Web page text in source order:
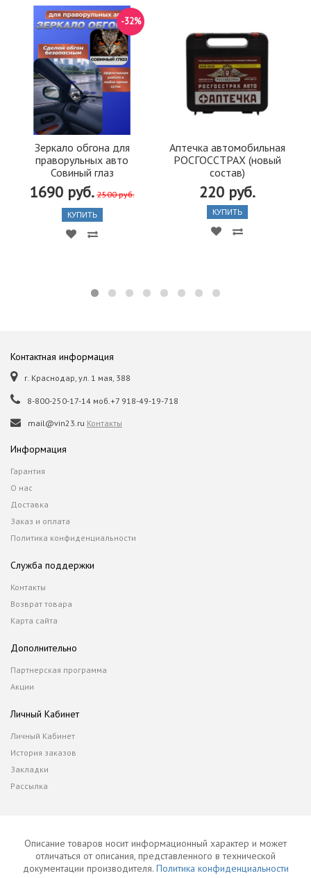
Зеркало обгона для
праворульных авто
Совиный глаз
1690 руб. 2500 руб.
-32%
КУПИТЬ
Аптечка автомобильная
РОСГОССТРАХ (новый
состав)
220 руб.
КУПИТЬ
Контактная информация
г. Краснодар, ул. 1 мая, 388
8-800-250-17-14 моб.+7 918-49-19-718
mail@vin23.ru Контакты
Информация
Гарантия
О нас
Доставка
Заказ и оплата
Политика конфиденциальности
Служба поддержки
Контакты
Возврат товара
Карта сайта
Дополнительно
Партнерская программа
Акции
Личный Кабинет
Личный Кабинет
История заказов
Закладки
Рассылка
Описание товаров носит информационный характер и может
отличаться от описания, представленного в технической
документации производителя. Политика конфиденциальности